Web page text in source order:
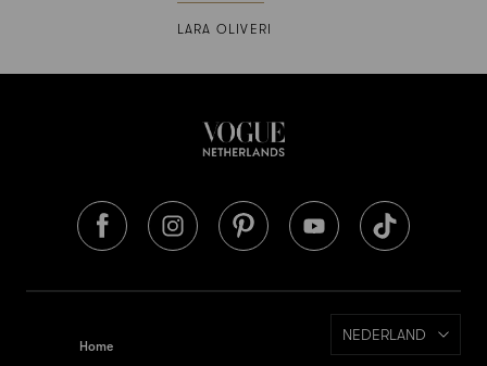
LARA OLIVERI
Home
NEDERLAND